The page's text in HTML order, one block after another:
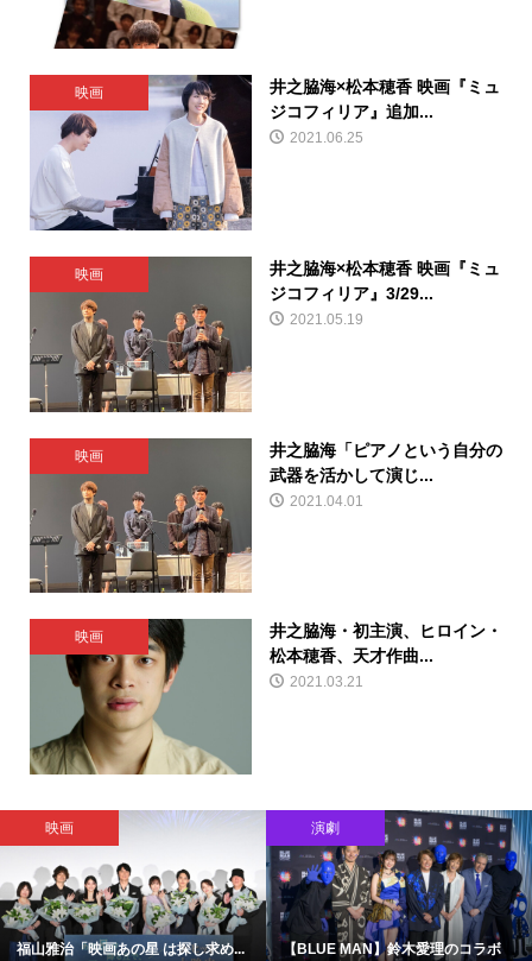
映画
井之脇海×松本穂香 映画『ミュ
ジコフィリア』追加...
2021.06.25
映画
井之脇海×松本穂香 映画『ミュ
ジコフィリア』3/29...
2021.05.19
映画
井之脇海「ピアノという自分の
武器を活かして演じ...
2021.04.01
映画
井之脇海・初主演、ヒロイン・
松本穂香、天才作曲...
2021.03.21
映画
福山雅治「映画あの星 は探し求め...
演劇
【BLUE MAN】鈴木愛理のコラボ